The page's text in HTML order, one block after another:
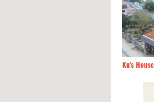
Ku's House